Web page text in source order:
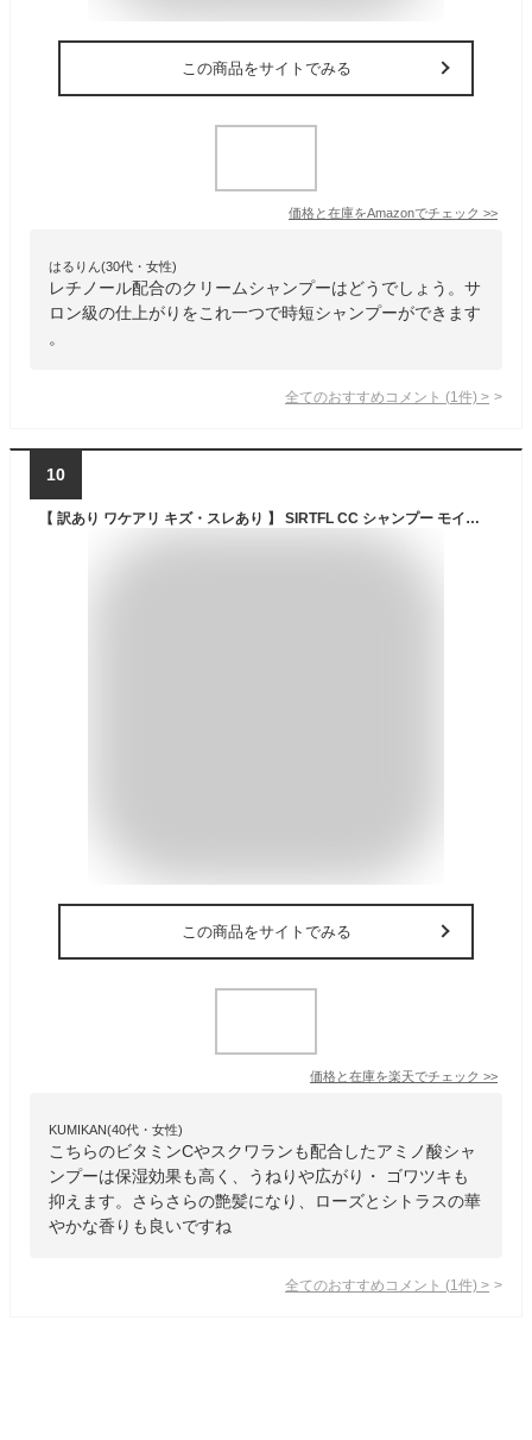
この商品をサイトでみる
価格と在庫をAmazonでチェック >>
はるりん(30代・女性)
レチノール配合のクリームシャンプーはどうでしょう。サ
ロン級の仕上がりをこれ一つで時短シャンプーができます
。
全てのおすすめコメント (1 件) >
10
【 訳あり ワケアリ キズ・スレあり 】 SIRTFL CC シャンプー モイスト 400mL [ ローズ ＆ シトラスの香り ]/ サートフル レチノール ビタミンC スクワラン ビタミンE アミノ酸 アミノ酸系 うねり 広がりを抑える ごわつき 潤い つや ツヤ シャンプーボトル /
この商品をサイトでみる
価格と在庫を楽天でチェック >>
KUMIKAN(40代・女性)
こちらのビタミンCやスクワランも配合したアミノ酸シャ
ンプーは保湿効果も高く、うねりや広がり・ ゴワツキも
抑えます。さらさらの艶髪になり、ローズとシトラスの華
やかな香りも良いですね
全てのおすすめコメント (1 件) >